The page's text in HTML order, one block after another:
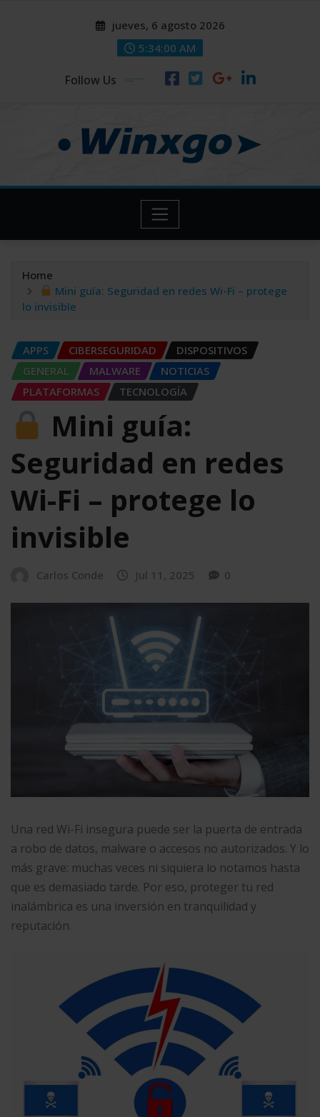
jueves, 6 agosto 2026
5:34:01 AM
Follow Us
Home
Mini guía: Seguridad en redes Wi-Fi – protege
lo invisible
APPS CIBERSEGURIDAD
DISPOSITIVOS
GENERAL
MALWARE
NOTICIAS
PLATAFORMAS
TECNOLOGÍA
Mini guía:
Seguridad en redes
Wi-Fi – protege lo
invisible
Carlos Conde Jul 11, 2025 0
Una red Wi-Fi insegura puede ser la puerta de entrada
a robo de datos, malware o accesos no autorizados. Y lo
más grave: muchas veces ni siquiera lo notamos hasta
que es demasiado tarde. Por eso, proteger tu red
inalámbrica es una inversión en tranquilidad y
reputación.